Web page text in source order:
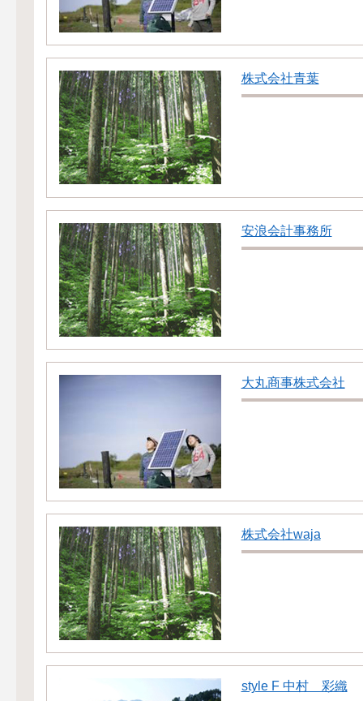
株式会社青葉
安浪会計事務所
大丸商事株式会社
株式会社waja
style F 中村 彩織